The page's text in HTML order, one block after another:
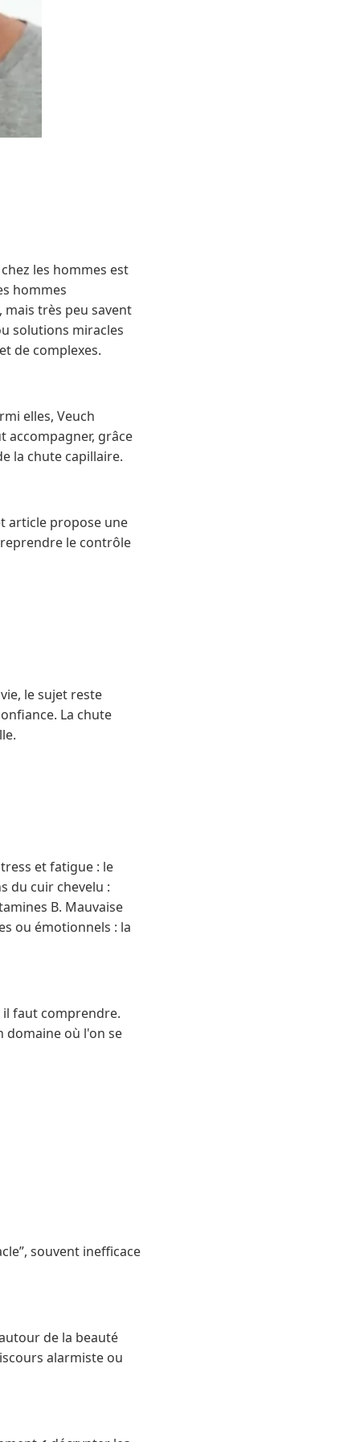
les hommes est
hommes
très peu savent
solutions miracles
de complexes.
elles, Veuch
accompagner, grâce
la chute capillaire.
article propose une
le contrôle
le sujet reste
La chute
et fatigue : le
du cuir chevelu :
B. Mauvaise
ou émotionnels : la
il faut comprendre.
domaine où l'on se
souvent inefficace
de la beauté
alarmiste ou